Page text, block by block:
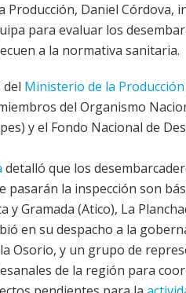
Producción, Daniel Córdova,
para evaluar los
a la normativa sanitaria.
del Ministerio de la Producción
del Organismo
y el Fondo Nacional de
detalló que los
pasarán la inspección son
y Gramada (Atico), La
en su despacho a la
Osorio, y un grupo de
de la región para